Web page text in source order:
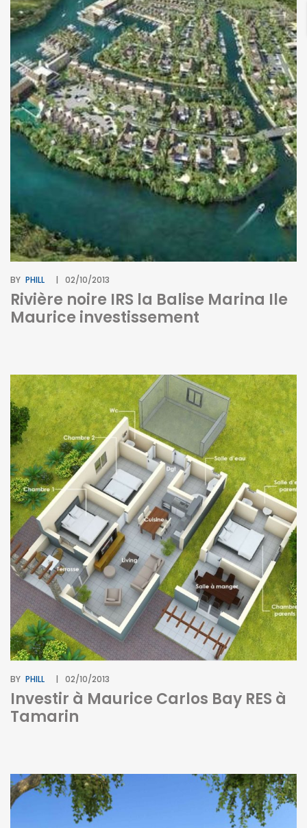
BY PHILL 02/10/2013
Rivière noire IRS la Balise Marina Ile
Maurice investissement
BY PHILL 02/10/2013
Investir à Maurice Carlos Bay RES à
Tamarin